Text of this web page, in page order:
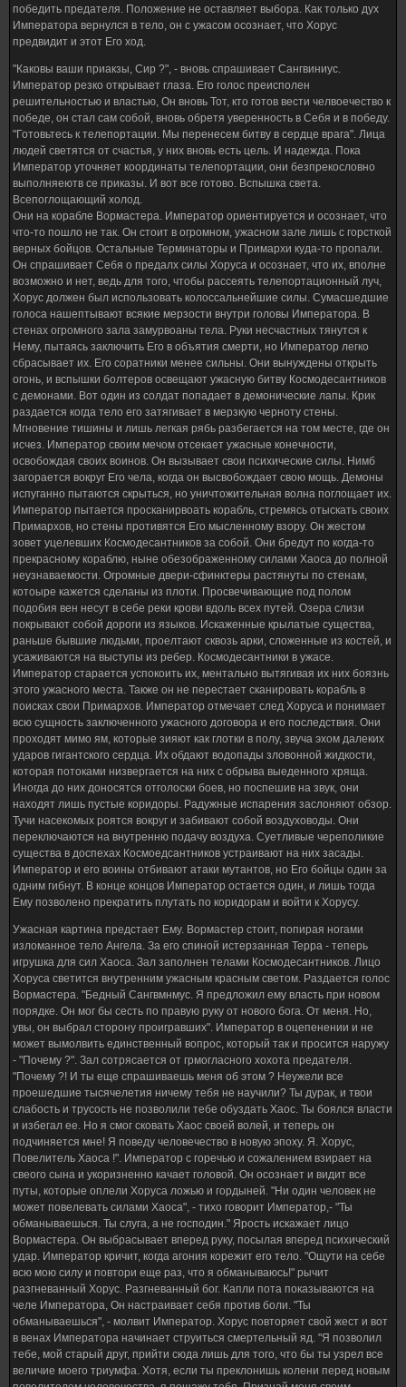
победить предателя. Положение не оставляет выбора. Как только дух
Императора вернулся в тело, он с ужасом осознает, что Хорус
предвидит и этот Его ход.
"Каковы ваши приакзы, Сир ?", - вновь спрашивает Сангвиниус.
Император резко открывает глаза. Его голос преисполен
решительностью и властью, Он вновь Тот, кто готов вести челвоечество к
победе, он стал сам собой, вновь обретя уверенность в Себя и в победу.
"Готовьтесь к телепортации. Мы перенесем битву в сердце врага". Лица
людей светятся от счастья, у них вновь есть цель. И надежда. Пока
Император уточняет координаты телепортации, они безпрекословно
выполняеютв се приказы. И вот все готово. Вспышка света.
Всепоглощающий холод.
Они на корабле Вормастера. Император ориентируется и осознает, что
что-то пошло не так. Он стоит в огромном, ужасном зале лишь с горсткой
верных бойцов. Остальные Терминаторы и Примархи куда-то пропали.
Он спрашивает Себя о предалх силы Хоруса и осознает, что их, вполне
возможно и нет, ведь для того, чтобы рассеять телепортационный луч,
Хорус должен был использовать колоссальнейшие силы. Сумасшедшие
голоса нашептывают всякие мерзости внутри головы Императора. В
стенах огромного зала замурвоаны тела. Руки несчастных тянутся к
Нему, пытаясь заключить Его в объятия смерти, но Император легко
сбрасывает их. Его соратники менее сильны. Они вынуждены открыть
огонь, и вспышки болтеров освещают ужасную битву Космодесантников
с демонами. Вот один из солдат попадает в демонические лапы. Крик
раздается когда тело его затягивает в мерзкую черноту стены.
Мгновение тишины и лишь легкая рябь разбегается на том месте, где он
исчез. Император своим мечом отсекает ужасные конечности,
освобождая своих воинов. Он вызывает свои психические силы. Нимб
загорается вокруг Его чела, когда он высвобождает свою мощь. Демоны
испуганно пытаются скрыться, но уничтожительная волна поглощает их.
Император пытается просканирвоать корабль, стремясь отыскать своих
Примархов, но стены противятся Его мысленному взору. Он жестом
зовет уцелевших Космодесантников за собой. Они бредут по когда-то
прекрасному кораблю, ныне обезображенному силами Хаоса до полной
неузнаваемости. Огромные двери-сфинктеры растянуты по стенам,
котоыре кажется сделаны из плоти. Просвечивающие под полом
подобия вен несут в себе реки крови вдоль всех путей. Озера слизи
покрывают собой дороги из языков. Искаженные крылатые существа,
раньше бывшие людьми, проелтают сквозь арки, сложенные из костей, и
усаживаются на выступы из ребер. Космодесантники в ужасе.
Император старается успокоить их, ментально вытягивая их них боязнь
этого ужасного места. Также он не перестает сканировать корабль в
поисках свои Примархов. Император отмечает след Хоруса и понимает
всю сущность заключенного ужасного договора и его последствия. Они
проходят мимо ям, которые зияют как глотки в полу, звуча эхом далеких
ударов гигантского сердца. Их обдают водопады зловонной жидкости,
которая потоками низвергается на них с обрыва выеденного хряща.
Иногда до них доносятся отголоски боев, но поспешив на звук, они
находят лишь пустые коридоры. Радужные испарения заслоняют обзор.
Тучи насекомых роятся вокруг и забивают собой воздуховоды. Они
переключаются на внутренню подачу воздуха. Суетливые череполикие
существа в доспехах Космоедсантников устраивают на них засады.
Император и его воины отбивают атаки мутантов, но Его бойцы один за
одним гибнут. В конце концов Император остается один, и лишь тогда
Ему позволено прекратить плутать по коридорам и войти к Хорусу.
Ужасная картина предстает Ему. Вормастер стоит, попирая ногами
изломанное тело Ангела. За его спиной истерзанная Терра - теперь
игрушка для сил Хаоса. Зал заполнен телами Космодесантников. Лицо
Хоруса светится внутренним ужасным красным светом. Раздается голос
Вормастера. "Бедный Сангвмнмус. Я предложил ему власть при новом
порядке. Он мог бы сесть по правую руку от нового бога. От меня. Но,
увы, он выбрал сторону проигравших". Император в оцепенении и не
может вымолвить единственный вопрос, который так и просится наружу
- "Почему ?". Зал сотрясается от грмогласного хохота предателя.
"Почему ?! И ты еще спрашиваешь меня об этом ? Неужели все
проешедшие тысячелетия ничему тебя не научили? Ты дурак, и твои
слабость и трусость не позволили тебе обуздать Хаос. Ты боялся власти
и избегал ее. Но я смог сковать Хаос своей волей, и теперь он
подчиняется мне! Я поведу человечество в новую эпоху. Я. Хорус,
Повелитель Хаоса !". Император с горечью и сожалением взирает на
свеого сына и укоризненно качает головой. Он осознает и видит все
путы, которые оплели Хоруса ложью и гордыней. "Ни один человек не
может повелевать силами Хаоса", - тихо говорит Император,- "Ты
обманываешься. Ты слуга, а не господин." Ярость искажает лицо
Вормастера. Он выбрасывает вперед руку, посылая вперед психический
удар. Император кричит, когда агония корежит его тело. "Ощути на себе
всю мою силу и повтори еще раз, что я обманываюсь!" рычит
разгневанный Хорус. Разгневанный бог. Капли пота показываются на
челе Императора, Он настраивает себя против боли. "Ты
обманываешься", - молвит Император. Хорус повторяет свой жест и вот
в венах Императора начинает струиться смертельный яд. "Я позволил
тебе, мой старый друг, прийти сюда лишь для того, что бы ты узрел все
величие моего триумфа. Хотя, если ты преклонишь колени перед новым